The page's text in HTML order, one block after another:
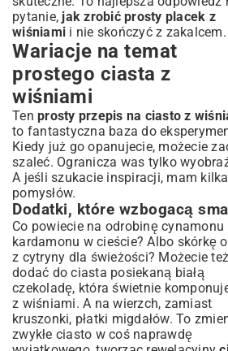
pytanie, jak zrobić prosty placek z
wiśniami i nie skończyć z zakalcem.
Wariacje na temat
prostego ciasta z
wiśniami
Ten prosty przepis na ciasto z
to fantastyczna baza do
Kiedy już go opanujecie, możecie
szaleć. Ogranicza was tylko
A jeśli szukacie inspiracji, mam kilka
pomysłów.
Dodatki, które wzbogacą
Co powiecie na odrobinę cynamonu
kardamonu w cieście? Albo skórkę
z cytryny dla świeżości? Możecie też
dodać do ciasta posiekaną białą
czekoladę, która świetnie
z wiśniami. A na wierzch, zamiast
kruszonki, płatki migdałów. To
zwykłe ciasto w coś naprawdę